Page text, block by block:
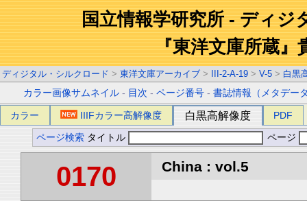
国立情報学研究所 - ディジ
『東洋文庫所蔵』
ディジタル・シルクロード > 東洋文庫アーカイブ > III-2-A-19 > V-5 > 白黒
カラー画像サムネイル - 目次 -ページ番号 -書誌情報（メタデー
カラー IIIFカラー高解像度 白黒高解像度 PDF
ページ検索 タイトル ページ
0170 China : vol.5